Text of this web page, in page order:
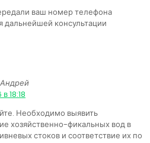
ваш номер телефона
консультации
Андрей
18:18
Необходимо выявить
хозяйственно-фикальных вод в
стоков и соответствие их по